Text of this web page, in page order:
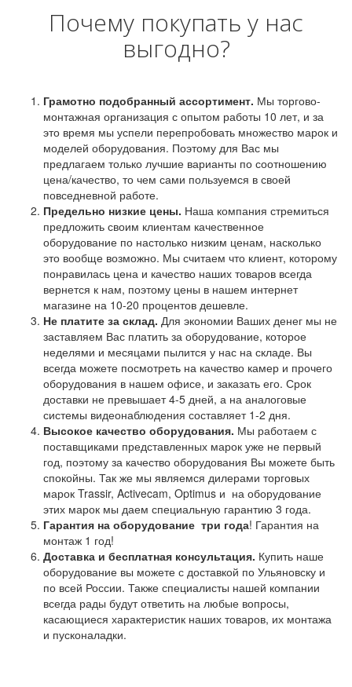
Почему покупать у нас
выгодно?
Грамотно подобранный ассортимент. Мы торгово-
монтажная организация с опытом работы 10 лет, и за
это время мы успели перепробовать множество марок и
моделей оборудования. Поэтому для Вас мы
предлагаем только лучшие варианты по соотношению
цена/качество, то чем сами пользуемся в своей
повседневной работе.
Предельно низкие цены. Наша компания стремиться
предложить своим клиентам качественное
оборудование по настолько низким ценам, насколько
это вообще возможно. Мы считаем что клиент, которому
понравилась цена и качество наших товаров всегда
вернется к нам, поэтому цены в нашем интернет
магазине на 10-20 процентов дешевле.
Не платите за склад. Для экономии Ваших денег мы не
заставляем Вас платить за оборудование, которое
неделями и месяцами пылится у нас на складе. Вы
всегда можете посмотреть на качество камер и прочего
оборудования в нашем офисе, и заказать его. Срок
доставки не превышает 4-5 дней, а на аналоговые
системы видеонаблюдения составляет 1-2 дня.
Высокое качество оборудования. Мы работаем с
поставщиками представленных марок уже не первый
год, поэтому за качество оборудования Вы можете быть
спокойны. Так же мы являемся дилерами торговых
марок Trassir, Activecam, Optimus и на оборудование
этих марок мы даем специальную гарантию 3 года.
Гарантия на оборудование три года! Гарантия на
монтаж 1 год!
Доставка и бесплатная консультация. Купить наше
оборудование вы можете с доставкой по Ульяновску и
по всей России. Также специалисты нашей компании
всегда рады будут ответить на любые вопросы,
касающиеся характеристик наших товаров, их монтажа
и пусконаладки.